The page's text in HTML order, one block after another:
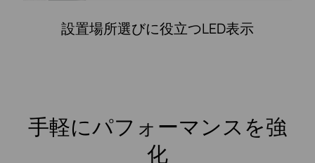
設置場所選びに役立つLED表示
手軽にパフォーマンスを強
化